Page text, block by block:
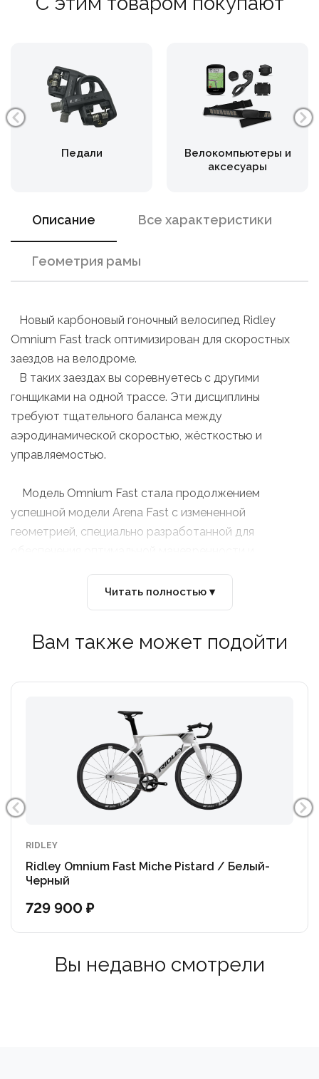
Педали
Велокомпьютеры и
аксесуары
Описание Все характеристики
Геометрия рамы
Новый карбоновый гоночный велосипед Ridley
Omnium Fast track оптимизирован для скоростных
заездов на велодроме.
В таких заездах вы соревнуетесь с другими
гонщиками на одной трассе. Эти дисциплины
требуют тщательного баланса между
аэродинамической скоростью, жёсткостью и
управляемостью.
Модель Omnium Fast стала продолжением
успешной модели Arena Fast с измененной
геометрией, специально разработанной для
аэродинамической форме труб, новому рулю и
переключателям в вилке Omnium Fast является
омниума.
Новые рули Omnium Fast отличаются современным
Расстояние между крайними точками рулей
составляет ровно 35 см — это минимально
допустимое значение в соответствии с правилами
Международного союза велосипедистов. Ширина
рулей в верхней части составляет 30 см, а в нижней
части, в области выноса, увеличивается до 33 см.
Вынос рулей составляет 105 мм, а падение — 120 мм.
Модель Omnium Fast оснащена поворотными
настраивать управляемость велосипеда в
соответствии со своими предпочтениями. Эти
поворотные чипы позволяют регулировать угол
наклона и вылет вилки. Когда велосипедист
Читать полностью ▾
Вам также может подойти
RIDLEY
Ridley Omnium Fast Miche Pistard / Белый-
Черный
729 900 ₽
Вы недавно смотрели